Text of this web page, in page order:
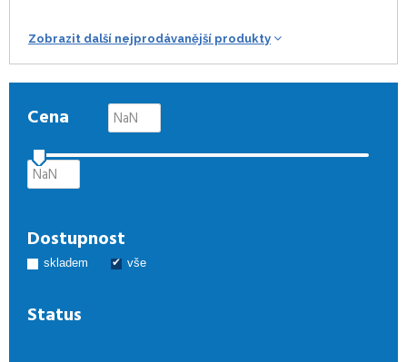
Zobrazit další nejprodávanější produkty
Cena
Dostupnost
skladem vše
Status